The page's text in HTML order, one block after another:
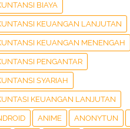
BIAYA
KEUANGAN LANJUTAN
KEUANGAN MENENGAH
PENGANTAR
SYARIAH
KEUANGAN LANJUTAN
ANIME ANONYTUN